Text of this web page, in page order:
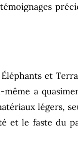
et
a
légers,
et le faste du